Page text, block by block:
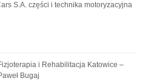
S.A. części i technika motoryzacyjna
i Rehabilitacja Katowice –
Bugaj